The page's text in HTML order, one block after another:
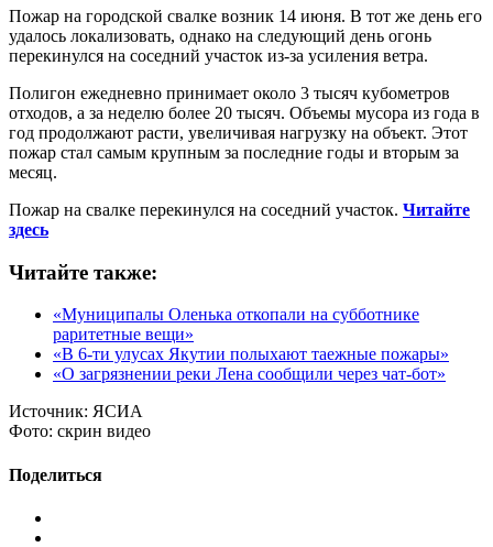
Пожар на городской свалке возник 14 июня. В тот же день его
удалось локализовать, однако на следующий день огонь
перекинулся на соседний участок из-за усиления ветра.
Полигон ежедневно принимает около 3 тысяч кубометров
отходов, а за неделю более 20 тысяч. Объемы мусора из года в
год продолжают расти, увеличивая нагрузку на объект. Этот
пожар стал самым крупным за последние годы и вторым за
месяц.
Пожар на свалке перекинулся на соседний участок. Читайте
здесь
Читайте также:
«Муниципалы Оленька откопали на субботнике
раритетные вещи»
«В 6-ти улусах Якутии полыхают таежные пожары»
«О загрязнении реки Лена сообщили через чат-бот»
Источник: ЯСИА
Фото: скрин видео
Поделиться